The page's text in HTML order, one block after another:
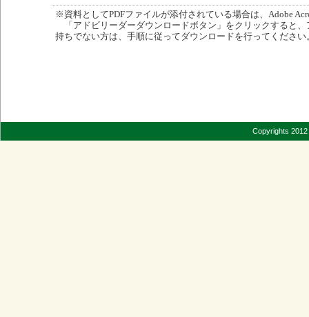
※資料としてPDFファイルが添付されている場合は、Adobe
「アドビリーダーダウンロードボタン」をクリックすると
持ちでない方は、手順に従ってダウンロードを行ってください
Copyrights